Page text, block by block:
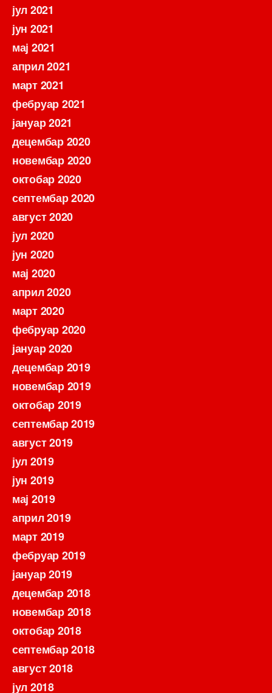
јул 2021
јун 2021
мај 2021
април 2021
март 2021
фебруар 2021
јануар 2021
децембар 2020
новембар 2020
октобар 2020
септембар 2020
август 2020
јул 2020
јун 2020
мај 2020
април 2020
март 2020
фебруар 2020
јануар 2020
децембар 2019
новембар 2019
октобар 2019
септембар 2019
август 2019
јул 2019
јун 2019
мај 2019
април 2019
март 2019
фебруар 2019
јануар 2019
децембар 2018
новембар 2018
октобар 2018
септембар 2018
август 2018
јул 2018